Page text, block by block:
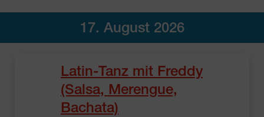
17. August 2026
Latin-Tanz mit Freddy
(Salsa, Merengue,
Bachata)